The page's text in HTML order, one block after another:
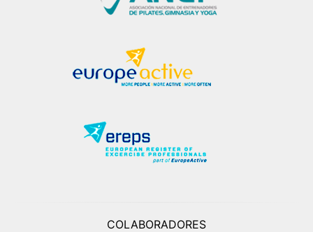
COLABORADORES